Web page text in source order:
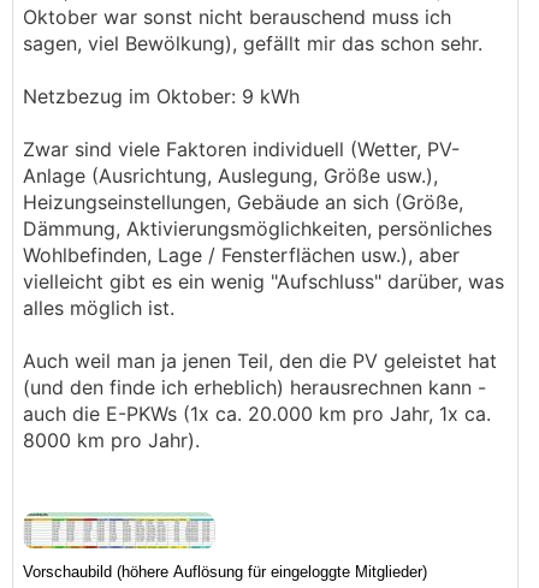
Oktober war sonst nicht berauschend muss ich
sagen, viel Bewölkung), gefällt mir das schon sehr.
Netzbezug im Oktober: 9 kWh
Zwar sind viele Faktoren individuell (Wetter, PV-
Anlage (Ausrichtung, Auslegung, Größe usw.),
Heizungseinstellungen, Gebäude an sich (Größe,
Dämmung, Aktivierungsmöglichkeiten, persönliches
Wohlbefinden, Lage / Fensterflächen usw.), aber
vielleicht gibt es ein wenig "Aufschluss" darüber, was
alles möglich ist.
Auch weil man ja jenen Teil, den die PV geleistet hat
(und den finde ich erheblich) herausrechnen kann -
auch die E-PKWs (1x ca. 20.000 km pro Jahr, 1x ca.
8000 km pro Jahr).